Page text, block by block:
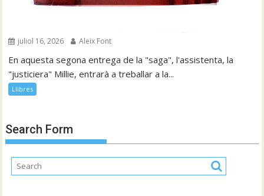
juliol 16, 2026 Aleix Font
En aquesta segona entrega de la "saga", l'assistenta, la
"justiciera" Millie, entrarà a treballar a la...
Llibres
Search Form